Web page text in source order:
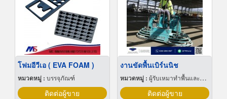
โฟมอีวีเอ ( EVA FOAM )
หมวดหมู่ : บรรจุภัณฑ์
ติดต่อผู้ขาย
งานขัดพื้นเบิร์นนิช
หมวดหมู่ : ผู้รับเหมาทำพื้นและทางเดิน
ติดต่อผู้ขาย